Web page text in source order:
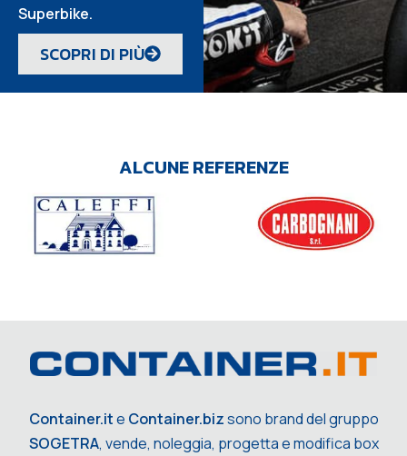
Superbike.
SCOPRI DI PIÙ
ALCUNE REFERENZE
Container.ite Container.bizsono brand del gruppo
SOGETRA, vende, noleggia, progetta e modifica box